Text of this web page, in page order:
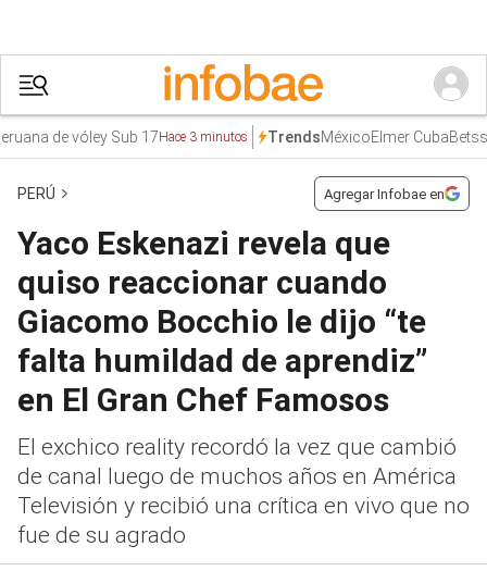
de vóley Sub 17Hace 3 minutos TrendsMéxicoElmer Cuba Betssy
PERÚ Agregar Infobae en
Yaco Eskenazi revela que
quiso reaccionar cuando
Giacomo Bocchio le dijo “te
falta humildad de aprendiz”
en El Gran Chef Famosos
El exchico reality recordó la vez que cambió
de canal luego de muchos años en América
Televisión y recibió una crítica en vivo que no
fue de su agrado